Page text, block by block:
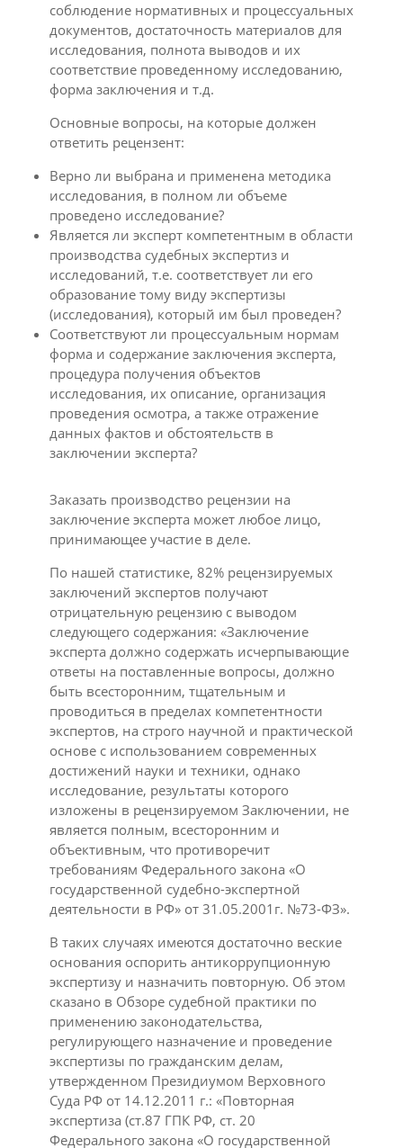
соблюдение нормативных и процессуальных
документов, достаточность материалов для
исследования, полнота выводов и их
соответствие проведенному исследованию,
форма заключения и т.д.
Основные вопросы, на которые должен
ответить рецензент:
Верно ли выбрана и применена методика
исследования, в полном ли объеме
проведено исследование?
Является ли эксперт компетентным в области
производства судебных экспертиз и
исследований, т.е. соответствует ли его
образование тому виду экспертизы
(исследования), который им был проведен?
Соответствуют ли процессуальным нормам
форма и содержание заключения эксперта,
процедура получения объектов
исследования, их описание, организация
проведения осмотра, а также отражение
данных фактов и обстоятельств в
заключении эксперта?
Заказать производство рецензии на
заключение эксперта может любое лицо,
принимающее участие в деле.
По нашей статистике, 82% рецензируемых
заключений экспертов получают
отрицательную рецензию с выводом
следующего содержания: «Заключение
эксперта должно содержать исчерпывающие
ответы на поставленные вопросы, должно
быть всесторонним, тщательным и
проводиться в пределах компетентности
экспертов, на строго научной и практической
основе с использованием современных
достижений науки и техники, однако
исследование, результаты которого
изложены в рецензируемом Заключении, не
является полным, всесторонним и
объективным, что противоречит
требованиям Федерального закона «О
государственной судебно-экспертной
деятельности в РФ» от 31.05.2001г. №73-ФЗ».
В таких случаях имеются достаточно веские
основания оспорить антикоррупционную
экспертизу и назначить повторную. Об этом
сказано в Обзоре судебной практики по
применению законодательства,
регулирующего назначение и проведение
экспертизы по гражданским делам,
утвержденном Президиумом Верховного
Суда РФ от 14.12.2011 г.: «Повторная
экспертиза (ст.87 ГПК РФ, ст. 20
Федерального закона «О государственной